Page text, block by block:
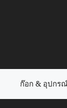
ก๊อก & อุปกร